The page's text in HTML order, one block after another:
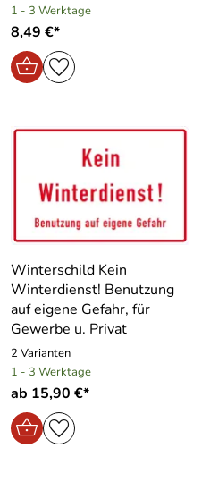
1 - 3 Werktage
8,49 €*
Winterschild Kein
Winterdienst! Benutzung
auf eigene Gefahr, für
Gewerbe u. Privat
2 Varianten
1 - 3 Werktage
ab 15,90 €*